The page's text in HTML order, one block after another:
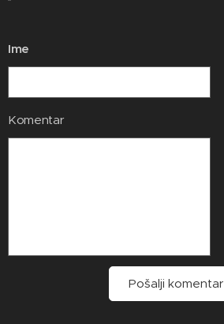
Ime
Komentar
Pošalji komentar